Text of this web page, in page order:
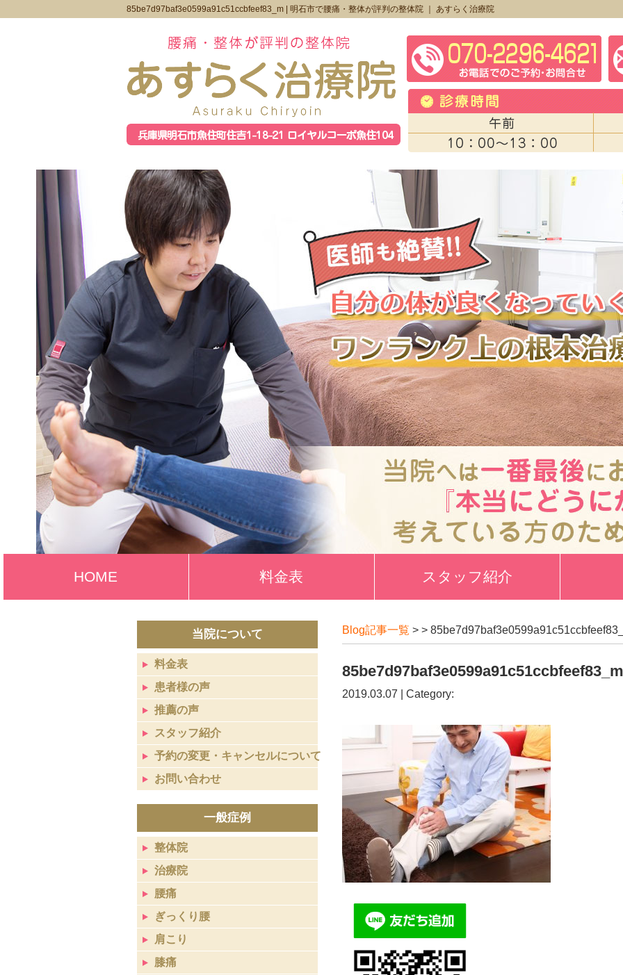
85be7d97baf3e0599a91c51ccbfeef83_m | 明石市で腰痛・整体が評判の整体院 ｜ あすらく治療院
HOME 料金表 スタッフ紹介
Blog記事一覧 > >
85be7d97baf3e0599a91c51ccbfeef83_m
2019.03.07 | Category:
当院について
料金表
患者様の声
推薦の声
スタッフ紹介
予約の変更・キャンセルについて
お問い合わせ
一般症例
整体院
治療院
腰痛
ぎっくり腰
肩こり
膝痛